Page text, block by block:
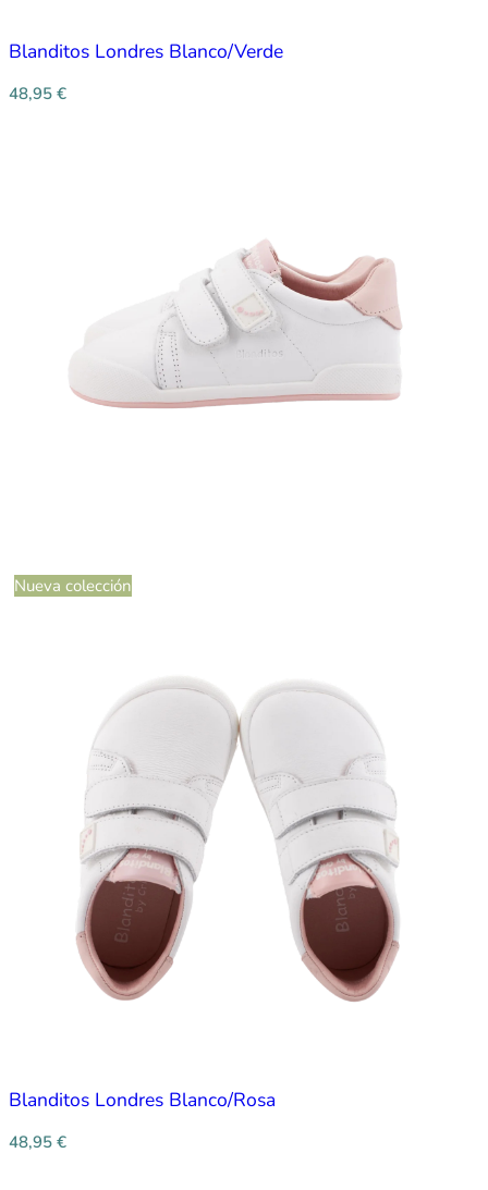
Blanditos Londres Blanco/Verde
48,95 €
Nueva colección
Blanditos Londres Blanco/Rosa
48,95 €